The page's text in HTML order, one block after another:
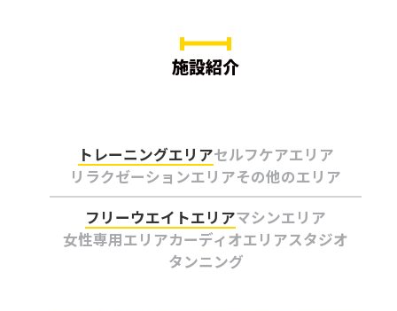
施設紹介
トレーニングエリアセルフケアエリア
リラクゼーションエリアその他のエリア
フリーウエイトエリアマシンエリア
女性専用エリアカーディオエリアスタジオ
タンニング